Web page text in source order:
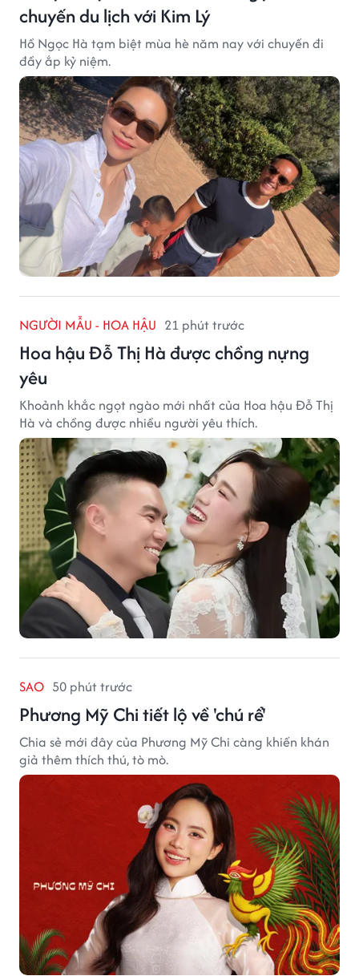
chuyến du lịch với Kim Lý
Hồ Ngọc Hà tạm biệt mùa hè năm nay với chuyến đi
đầy ắp kỷ niệm.
NGƯỜI MẪU - HOA HẬU 21 phút trước
Hoa hậu Đỗ Thị Hà được chồng nựng
yêu
Khoảnh khắc ngọt ngào mới nhất của Hoa hậu Đỗ Thị
Hà và chồng được nhiều người yêu thích.
SAO 50 phút trước
Phương Mỹ Chi tiết lộ về 'chú rể'
Chia sẻ mới đây của Phương Mỹ Chi càng khiến khán
giả thêm thích thú, tò mò.